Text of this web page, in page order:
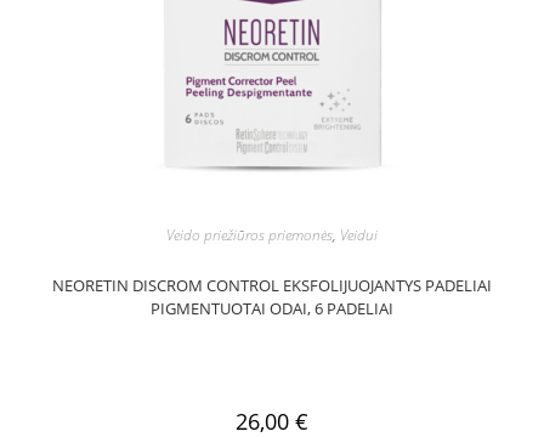
Veido priežiūros priemonės, Veidui
NEORETIN DISCROM CONTROL EKSFOLIJUOJANTYS PADELIAI
PIGMENTUOTAI ODAI, 6 PADELIAI
26,00 €